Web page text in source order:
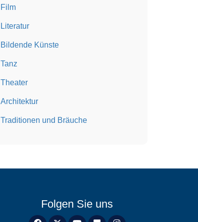
Film
Literatur
Bildende Künste
Tanz
Theater
Architektur
Traditionen und Bräuche
Folgen Sie uns